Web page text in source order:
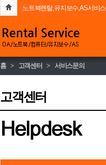
노트븍렌탈,유지보수,AS서비스
홈> 고객센터 > 서비스문의
고객센터